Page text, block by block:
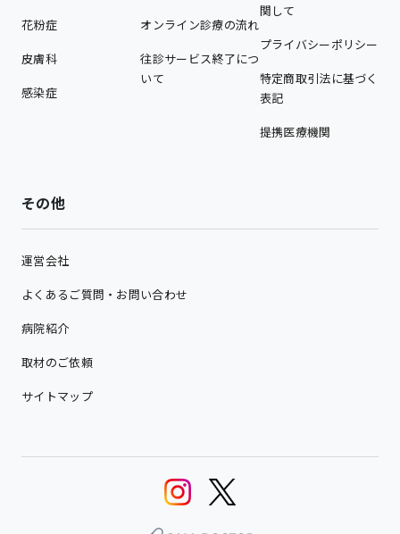
花粉症
皮膚科
感染症
オンライン診療の流れ
往診サービス終了につ
いて
関して
プライバシーポリシー
特定商取引法に基づく
表記
提携医療機関
その他
運営会社
よくあるご質問・お問い合わせ
病院紹介
取材のご依頼
サイトマップ